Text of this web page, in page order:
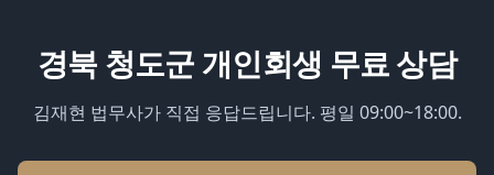
경북 청도군 개인회생 무료 상담
김재현 법무사가 직접 응답드립니다. 평일 09:00~18:00.